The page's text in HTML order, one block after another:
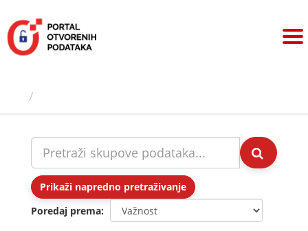
sadržaj
Prikaži napredno pretraživanje
Poredaj prema